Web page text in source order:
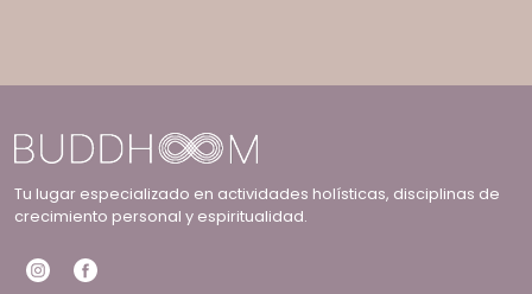
Tu lugar especializado en actividades holísticas, disciplinas de
crecimiento personal y espiritualidad.